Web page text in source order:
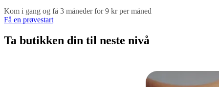
Kom i gang og få 3 måneder for 9 kr per måned
Få en prøvestart
Ta butikken din til neste nivå